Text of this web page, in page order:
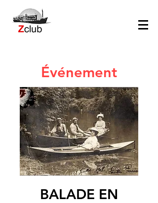
Événement
BALADE EN